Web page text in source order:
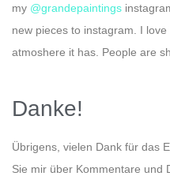
my @grandepaintings
new pieces to instagram. I
atmoshere it has. People are
Danke!
Übrigens, vielen Dank für das
Sie mir über Kommentare und